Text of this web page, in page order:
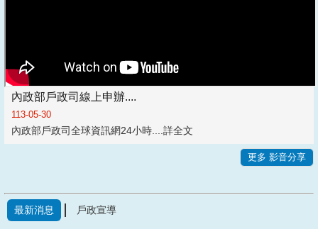
內政部戶政司線上申辦....
113-05-30
內政部戶政司全球資訊網24小時.... 詳全文
更多 影音分享
最新消息 戶政宣導